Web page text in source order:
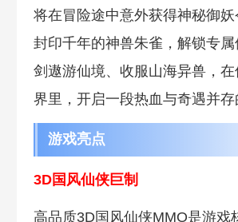
将在冒险途中意外获得神秘御
封印千年的神兽朱雀，解锁专
剑遨游仙境、收服山海异兽，
界里，开启一段热血与奇遇并存
游戏亮点
3D国风仙侠巨制
高品质3D国风仙侠MMO是游戏